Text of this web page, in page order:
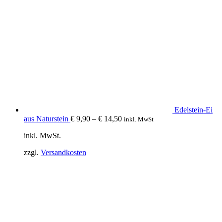
Edelstein-Ei
aus Naturstein € 9,90 – € 14,50 inkl. MwSt
inkl. MwSt.
zzgl. Versandkosten